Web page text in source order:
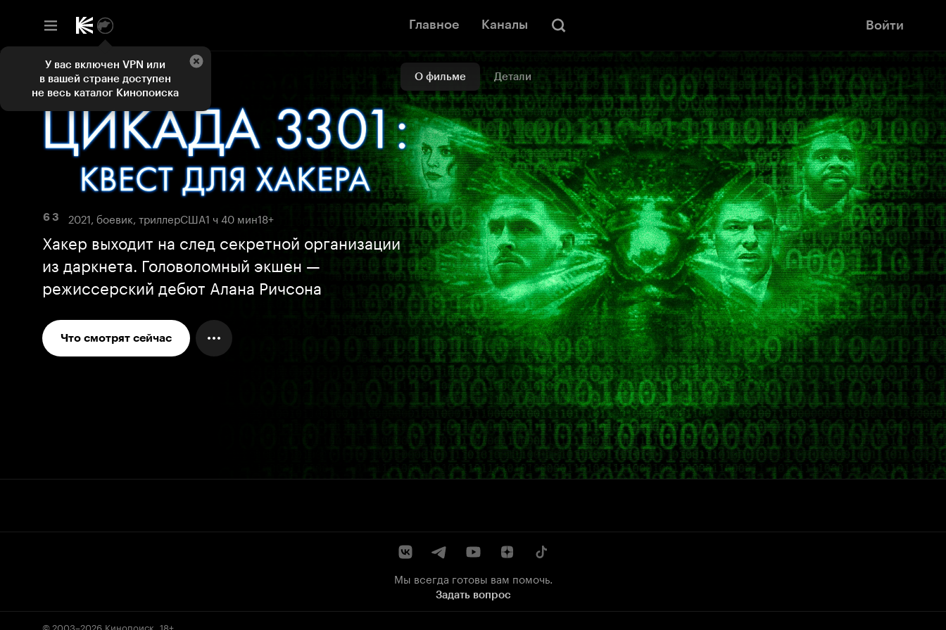
Главное Каналы Войти
О фильме Детали
6 3 2021, боевик, триллерСША1 ч 40 мин18+
Хакер выходит на след секретной организации
из даркнета. Головоломный экшен —
режиссерский дебют Алана Ричсона
Что смотрят сейчас
Мы всегда готовы вам помочь.
Задать вопрос
© 2003–2026 Кинопоиск 18+
У вас включен VPN или
в вашей стране доступен
не весь каталог Кинопоиска